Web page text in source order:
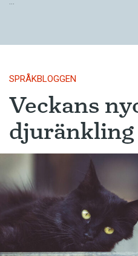
SPRÅKBLOGGEN
Veckans
djuränkling